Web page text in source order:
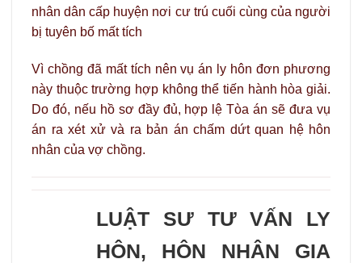
nhân dân cấp huyện nơi cư trú cuối cùng của người
bị tuyên bố mất tích
Vì chồng đã mất tích nên vụ án ly hôn đơn phương
này thuộc trường hợp không thể tiến hành hòa giải.
Do đó, nếu hồ sơ đầy đủ, hợp lệ Tòa án sẽ đưa vụ
án ra xét xử và ra bản án chấm dứt quan hệ hôn
nhân của vợ chồng.
LUẬT SƯ TƯ VẤN LY
HÔN, HÔN NHÂN GIA